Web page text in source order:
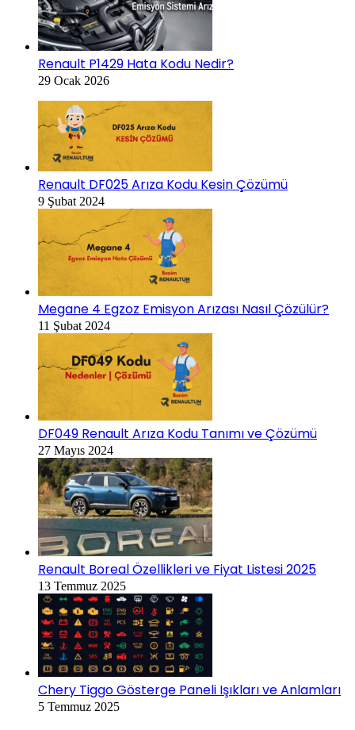
Renault P1429 Hata Kodu Nedir?
29 Ocak 2026
Renault DF025 Arıza Kodu Kesin Çözümü
9 Şubat 2024
Megane 4 Egzoz Emisyon Arızası Nasıl Çözülür?
11 Şubat 2024
DF049 Renault Arıza Kodu Tanımı ve Çözümü
27 Mayıs 2024
Renault Boreal Özellikleri ve Fiyat Listesi 2025
13 Temmuz 2025
Chery Tiggo Gösterge Paneli Işıkları ve Anlamları
5 Temmuz 2025